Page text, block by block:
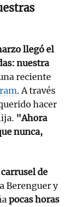
llegó el
nuestra
reciente
. A través
hacer
"Ahora
nunca,
carrusel de
Berenguer y
pocas horas